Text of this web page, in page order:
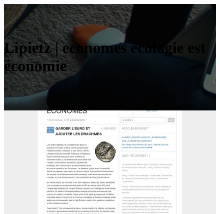
Lipietz | economes écologie est
économie